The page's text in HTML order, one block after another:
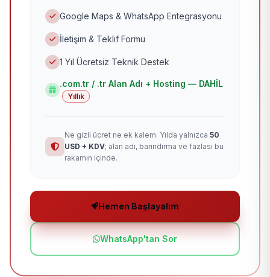
Google Maps & WhatsApp Entegrasyonu
İletişim & Teklif Formu
1 Yıl Ücretsiz Teknik Destek
.com.tr / .tr Alan Adı + Hosting — DAHİL
Yıllık
Ne gizli ücret ne ek kalem. Yılda yalnızca 50
USD + KDV; alan adı, barındırma ve fazlası bu
rakamın içinde.
Hemen Başlayalım
WhatsApp'tan Sor